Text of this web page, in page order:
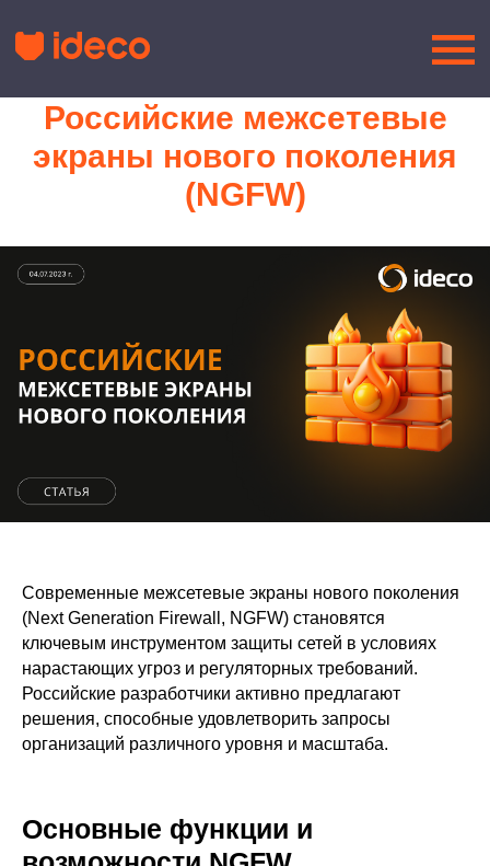
Российские межсетевые
экраны нового поколения
(NGFW)
Современные межсетевые экраны нового поколения
(Next Generation Firewall, NGFW) становятся
ключевым инструментом защиты сетей в условиях
нарастающих угроз и регуляторных требований.
Российские разработчики активно предлагают
решения, способные удовлетворить запросы
организаций различного уровня и масштаба.
Основные функции и